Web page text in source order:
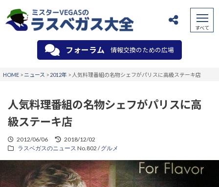
フォーラム 情報交換のための広場
HOME> ニュース > 2012年 > 人気料理番組の名物シェフがパリスに高級ステーキ店
人気料理番組の名物シェフがパリスに高
級ステーキ店
2012/06/06
2018/12/02
ラスベガスのニュース No.802 /グルメ